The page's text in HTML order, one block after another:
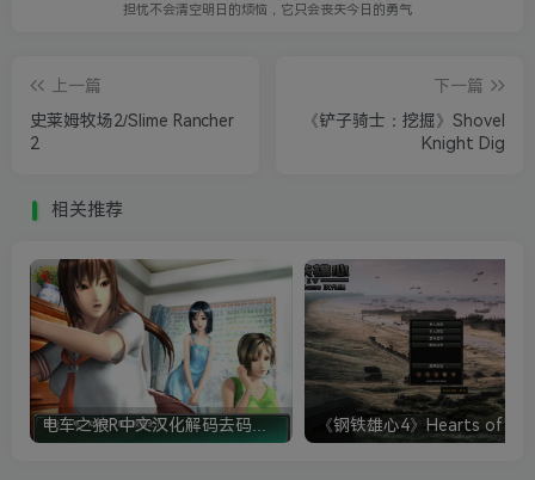
担忧不会清空明日的烦恼，它只会丧失今日的勇气
上一篇
史莱姆牧场2/Slime Rancher
2
下一篇
《铲子骑士：挖掘》Shovel
Knight Dig
相关推荐